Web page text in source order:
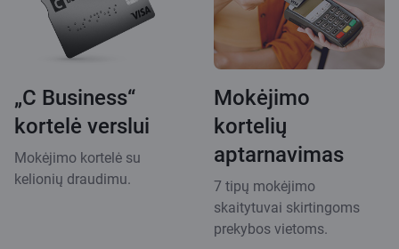
„C Business“
kortelė verslui
Mokėjimo kortelė su
kelionių draudimu.
Mokėjimo
kortelių
aptarnavimas
7 tipų mokėjimo
skaitytuvai skirtingoms
prekybos vietoms.